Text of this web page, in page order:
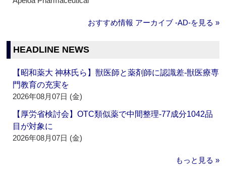
おすすめ情報 アーカイブ ‐AD‐を見る »
HEADLINE NEWS
【昭和薬大 神林氏ら】獣医師と薬剤師に認識差‐獣医療専
門教育の充実を
2026年08月07日 (金)
【厚労省検討会】OTC類似薬で中間整理‐77成分1042品
目が対象に
2026年08月07日 (金)
もっと見る »